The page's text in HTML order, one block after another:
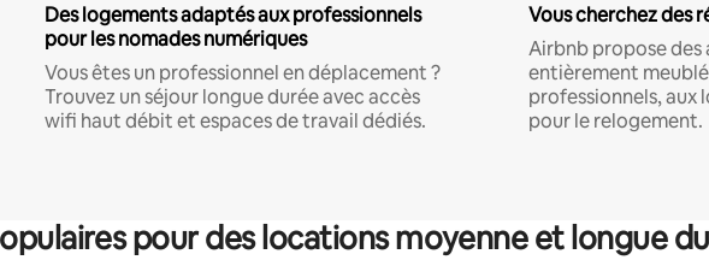
Des logements adaptés aux professionnels
pour les nomades numériques
Vous êtes un professionnel en déplacement ?
Trouvez un séjour longue durée avec accès
wifi haut débit et espaces de travail dédiés.
Vous cherchez des
Airbnb propose
entièrement
professionnels, aux
pour le relogement.
pour des locations moyenne et longue